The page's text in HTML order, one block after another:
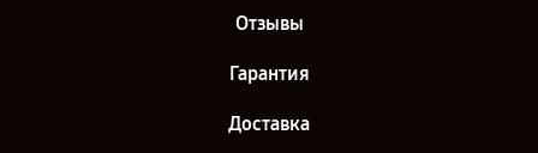
Отзывы
Гарантия
Доставка